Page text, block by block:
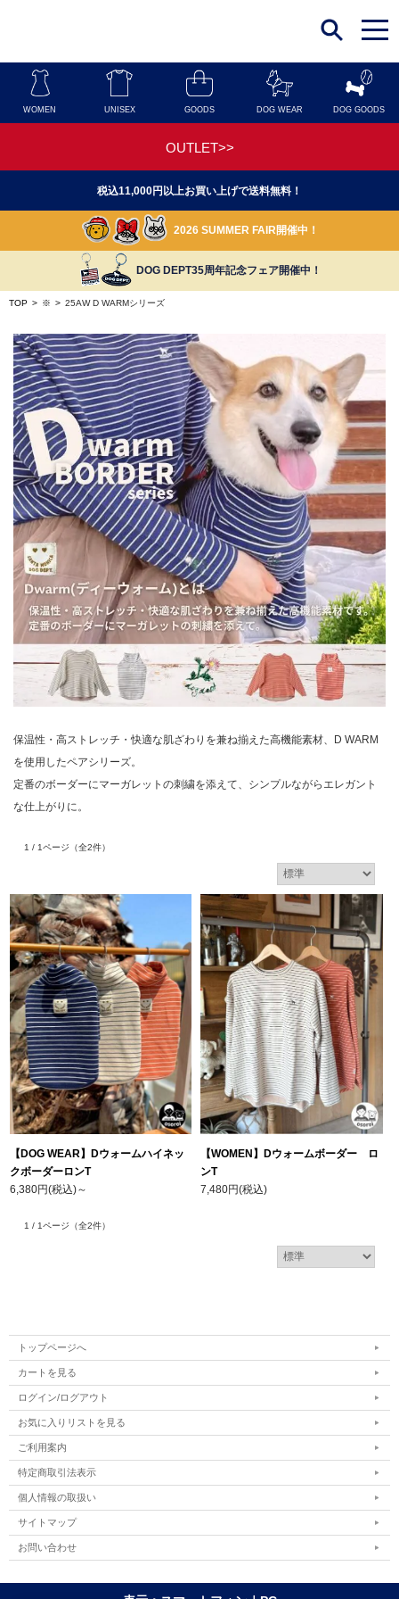
t
o
g
n
a
o
WOMEN UNISEX GOODS DOG WEAR DOG GOODS
OUTLET>>
税込11,000円以上お買い上げで送料無料！
2026 SUMMER FAIR開催中！
DOG DEPT35周年記念フェア開催中！
TOP > ※ > 25AW D WARMシリーズ
保温性・高ストレッチ・快適な肌ざわりを兼ね揃えた高機能素材、D WARM
を使用したペアシリーズ。
定番のボーダーにマーガレットの刺繍を添えて、シンプルながらエレガント
な仕上がりに。
1 / 1ページ （全2件）
【DOG WEAR】Dウォームハイネッ
クボーダーロンT
6,380円(税込)～
【WOMEN】Dウォームボーダー ロ
ンT
7,480円(税込)
1 / 1ページ （全2件）
トップページへ
カートを見る
ログイン/ログアウト
お気に入りリストを見る
ご利用案内
特定商取引法表示
個人情報の取扱い
サイトマップ
お問い合わせ